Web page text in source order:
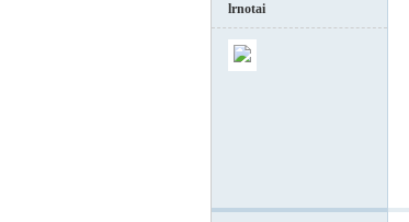
lrnotai